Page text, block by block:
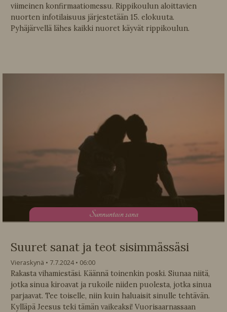
viimeinen konfirmaatiomessu. Rippikoulun aloittavien
nuorten infotilaisuus järjestetään 15. elokuuta.
Pyhäjärvellä lähes kaikki nuoret käyvät rippikoulun.
Sunnuntain sana
Suuret sanat ja teot sisimmässäsi
Vieraskynä 7.7.2024
06:00
Rakasta vihamiestäsi. Käännä toinenkin poski. Siunaa niitä,
jotka sinua kiroavat ja rukoile niiden puolesta, jotka sinua
parjaavat. Tee toiselle, niin kuin haluaisit sinulle tehtävän.
Kylläpä Jeesus teki tämän vaikeaksi! Vuorisaarnassaan